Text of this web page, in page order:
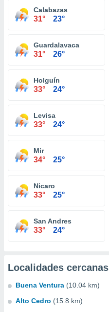
Calabazas
31° 23°
Guardalavaca
31° 26°
Holguín
33° 24°
Levisa
33° 24°
Mir
34° 25°
Nicaro
33° 25°
San Andres
33° 24°
Localidades cercanas
Buena Ventura (10.04 km)
Alto Cedro (15.8 km)